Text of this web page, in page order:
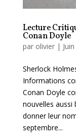
Lecture
Conan Doyle
par olivier|
Sherlock
Informations
Conan Doyle
nouvelles aussi
donner leur
septembre...